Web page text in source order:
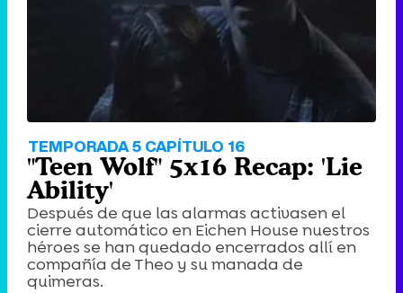
TEMPORADA 5 CAPÍTULO 16
"Teen Wolf" 5x16 Recap: 'Lie
Ability'
Después de que las alarmas activasen el
cierre automático en Eichen House nuestros
héroes se han quedado encerrados allí en
compañía de Theo y su manada de
quimeras.